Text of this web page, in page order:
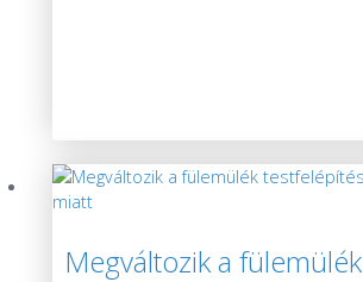
Megváltozik a fülemülék